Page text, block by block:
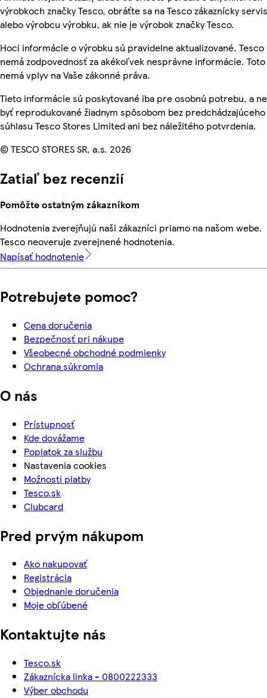
výrobkoch značky Tesco, obráťte sa na Tesco zákaznícky
alebo výrobcu výrobku, ak nie je výrobok značky Tesco.
Hoci informácie o výrobku sú pravidelne aktualizované, Tesco
nemá zodpovednosť za akékoľvek nesprávne informácie. Toto
nemá vplyv na Vaše zákonné práva.
Tieto informácie sú poskytované iba pre osobnú potrebu, a
byť reprodukované žiadnym spôsobom bez predchádzajúceho
súhlasu Tesco Stores Limited ani bez náležitého potvrdenia.
© TESCO STORES SR, a.s. 2026
Zatiaľ bez recenzií
Pomôžte ostatným zákazníkom
Hodnotenia zverejňujú naši zákazníci priamo na našom webe.
Tesco neoveruje zverejnené hodnotenia.
Napísať hodnotenie
Potrebujete pomoc?
Cena doručenia
Bezpečnosť pri nákupe
Všeobecné obchodné podmienky
Ochrana súkromia
O nás
Prístupnosť
Kde dovážame
Poplatok za službu
Nastavenia cookies
Možnosti platby
Tesco.sk
Clubcard
Pred prvým nákupom
Ako nakupovať
Registrácia
Objednanie doručenia
Moje obľúbené
Kontaktujte nás
Tesco.sk
Zákaznícka linka - 0800222333
Výber obchodu